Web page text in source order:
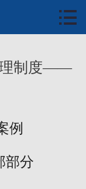
知识中心
文章报告
理核能概要

理制度——
例
部分